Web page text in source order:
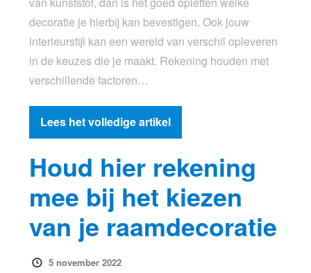
decoratie je hierbij kan bevestigen. Ook jouw
interieurstijl kan een wereld van verschil opleveren
in de keuzes die je maakt. Rekening houden met
verschillende factoren…
Lees het volledige artikel
Houd hier rekening
mee bij het kiezen
van je raamdecoratie
5 november 2022